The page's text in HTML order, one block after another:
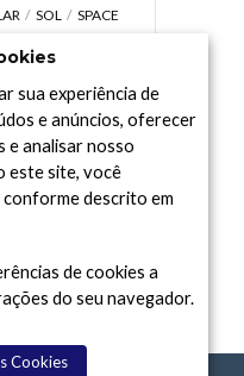
SOL
SPACE
sua experiência de
e anúncios, oferecer
e analisar nosso
este site, você
descrito em
de cookies a
do seu navegador.
Cookies